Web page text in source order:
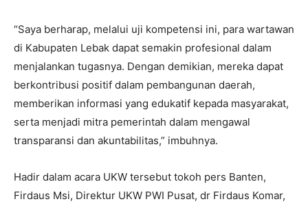
“Saya berharap, melalui uji kompetensi ini, para wartawan
di Kabupaten Lebak dapat semakin profesional dalam
menjalankan tugasnya. Dengan demikian, mereka dapat
berkontribusi positif dalam pembangunan daerah,
memberikan informasi yang edukatif kepada masyarakat,
serta menjadi mitra pemerintah dalam mengawal
transparansi dan akuntabilitas,” imbuhnya.
Hadir dalam acara UKW tersebut tokoh pers Banten,
Firdaus Msi, Direktur UKW PWI Pusat, dr Firdaus Komar,